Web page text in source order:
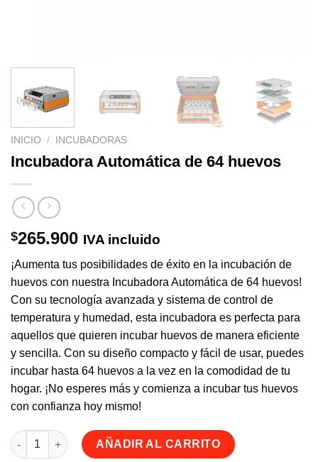
INICIO / INCUBADORAS
Incubadora Automática de 64 huevos
$265.900 IVA incluido
¡Aumenta tus posibilidades de éxito en la incubación de
huevos con nuestra Incubadora Automática de 64 huevos!
Con su tecnología avanzada y sistema de control de
temperatura y humedad, esta incubadora es perfecta para
aquellos que quieren incubar huevos de manera eficiente
y sencilla. Con su diseño compacto y fácil de usar, puedes
incubar hasta 64 huevos a la vez en la comodidad de tu
hogar. ¡No esperes más y comienza a incubar tus huevos
con confianza hoy mismo!
Incubadora Automática de 64 huevos cantidad
AÑADIR AL CARRITO